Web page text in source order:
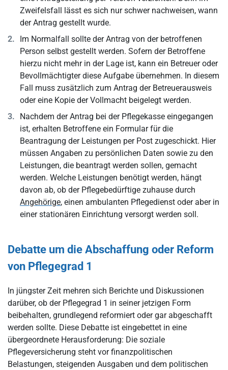
Zweifelsfall lässt es sich nur schwer nachweisen, wann
der Antrag gestellt wurde.
Im Normalfall sollte der Antrag von der betroffenen
Person selbst gestellt werden. Sofern der Betroffene
hierzu nicht mehr in der Lage ist, kann ein Betreuer oder
Bevollmächtigter diese Aufgabe übernehmen. In diesem
Fall muss zusätzlich zum Antrag der Betreuerausweis
oder eine Kopie der Vollmacht beigelegt werden.
Nachdem der Antrag bei der Pflegekasse eingegangen
ist, erhalten Betroffene ein Formular für die
Beantragung der Leistungen per Post zugeschickt. Hier
müssen Angaben zu persönlichen Daten sowie zu den
Leistungen, die beantragt werden sollen, gemacht
werden. Welche Leistungen benötigt werden, hängt
davon ab, ob der Pflegebedürftige zuhause durch
Angehörige, einen ambulanten Pflegedienst oder aber in
einer stationären Einrichtung versorgt werden soll.
Debatte um die Abschaffung oder Reform
von Pflegegrad 1
In jüngster Zeit mehren sich Berichte und Diskussionen
darüber, ob der Pflegegrad 1 in seiner jetzigen Form
beibehalten, grundlegend reformiert oder gar abgeschafft
werden sollte. Diese Debatte ist eingebettet in eine
übergeordnete Herausforderung: Die soziale
Pflegeversicherung steht vor finanzpolitischen
Belastungen, steigenden Ausgaben und dem politischen